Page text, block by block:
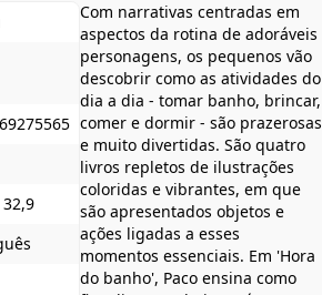
32,9
Com narrativas centradas em
aspectos da rotina de adoráveis
personagens, os pequenos vão
descobrir como as atividades do
dia a dia - tomar banho, brincar,
comer e dormir - são prazerosas
e muito divertidas. São quatro
livros repletos de ilustrações
coloridas e vibrantes, em que
são apresentados objetos e
ações ligadas a esses
momentos essenciais. Em 'Hora
do banho', Paco ensina como